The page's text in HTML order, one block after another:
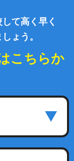
て高く早く
ょう。
こちらか